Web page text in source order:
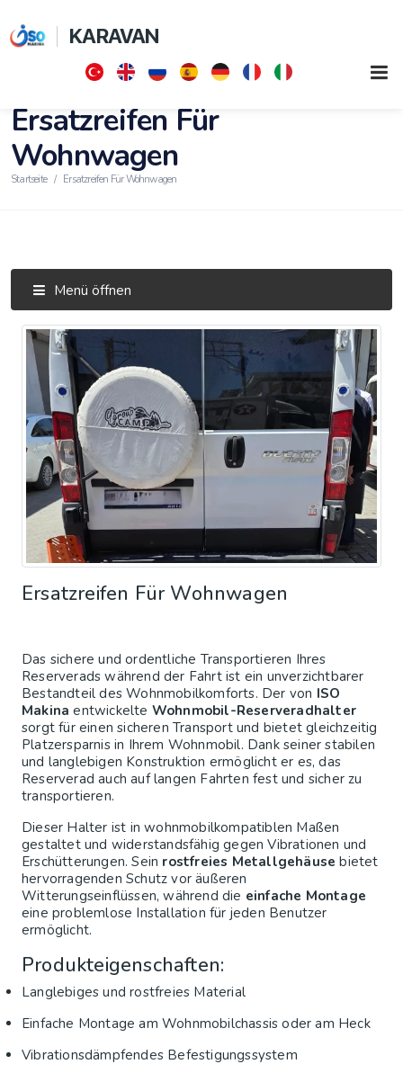
KARAVAN
Ersatzreifen Für
Wohnwagen
Startseite Ersatzreifen Für Wohnwagen
Menü öffnen
Ersatzreifen Für Wohnwagen
Das sichere und ordentliche Transportieren Ihres
Reserverads während der Fahrt ist ein unverzichtbarer
Bestandteil des Wohnmobilkomforts. Der von ISO
Makina entwickelte Wohnmobil-Reserveradhalter
sorgt für einen sicheren Transport und bietet gleichzeitig
Platzersparnis in Ihrem Wohnmobil. Dank seiner stabilen
und langlebigen Konstruktion ermöglicht er es, das
Reserverad auch auf langen Fahrten fest und sicher zu
transportieren.
Dieser Halter ist in wohnmobilkompatiblen Maßen
gestaltet und widerstandsfähig gegen Vibrationen und
Erschütterungen. Sein rostfreies Metallgehäuse bietet
hervorragenden Schutz vor äußeren
Witterungseinflüssen, während die einfache Montage
eine problemlose Installation für jeden Benutzer
ermöglicht.
Produkteigenschaften:
Langlebiges und rostfreies Material
Einfache Montage am Wohnmobilchassis oder am Heck
Vibrationsdämpfendes Befestigungssystem